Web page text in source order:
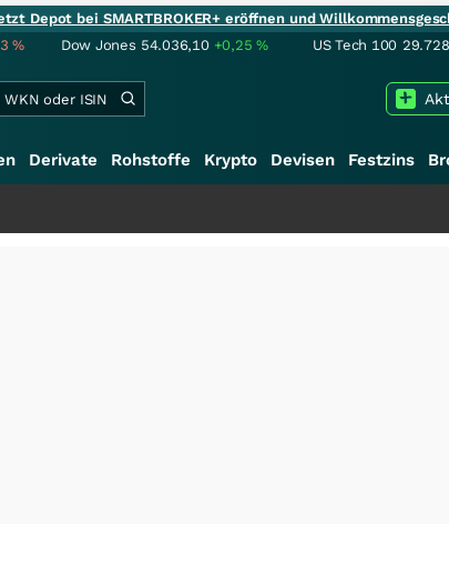
Depot bei SMARTBROKER+ eröffnen und
% Dow Jones 54.036,10 +0,25% US Tech 100
Derivate Rohstoffe Krypto Devisen Festzins